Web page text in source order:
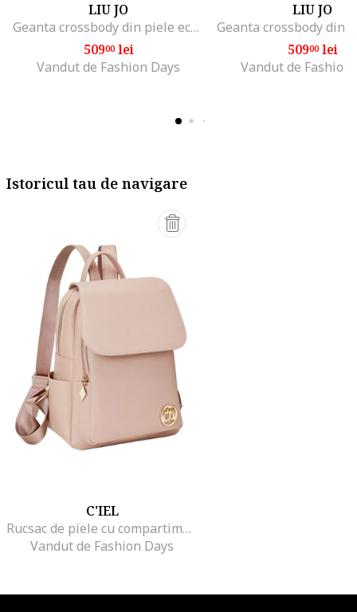
LIU JO
Geanta crossbody din piele ecologica, Gri
50900lei
Vandut de Fashion Days
LIU JO
50900lei
Vandut de Fashion
Istoricul tau de navigare
C'IEL
Rucsac de piele cu compartimente multiple Mars, Maro nisip
Vandut de Fashion Days